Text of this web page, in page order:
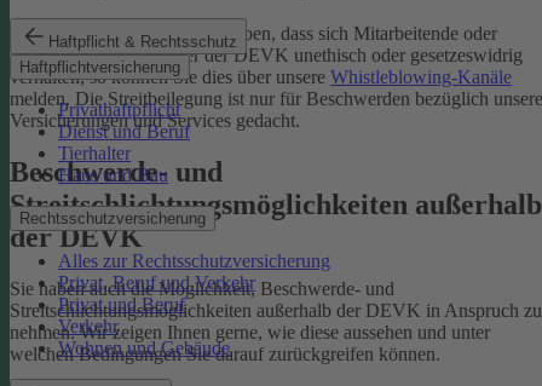
Haftpflicht & Rechtsschutz
Haftpflichtversicherung
Privathaftpflicht
Dienst und Beruf
Tierhalter
Haus und Bau
Rechtsschutzversicherung
Alles zur Rechtsschutzversicherung
Privat, Beruf und Verkehr
Privat und Beruf
Verkehr
Wohnen und Gebäude
Wenn Sie Kenntnis darüber haben, dass sich Mitarbeitende oder
Partnerinnen und Partner der DEVK unethisch oder gesetzeswidrig
verhalten, so können Sie dies über unsere Whistleblowing-Kanäle
melden. Die Streitbeilegung ist nur für Beschwerden bezüglich
Versicherungen und Services gedacht.
Beschwerde- und
Streitschlichtungsmöglichkeiten außerhalb
der DEVK
Sie haben auch die Möglichkeit, Beschwerde- und
Streitschlichtungsmöglichkeiten außerhalb der DEVK in Anspruch zu
nehmen. Wir zeigen Ihnen gerne, wie diese aussehen und unter
welchen Bedingungen Sie darauf zurückgreifen können.